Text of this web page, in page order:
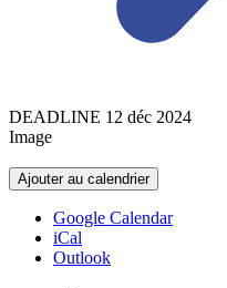
DEADLINE 12 déc 2024
Image
Ajouter au calendrier
Google Calendar
iCal
Outlook